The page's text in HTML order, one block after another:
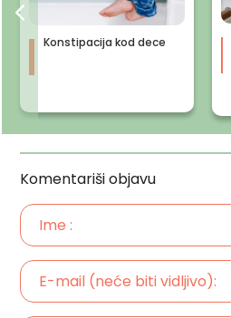
Konstipacija kod dece
Komentariši objavu